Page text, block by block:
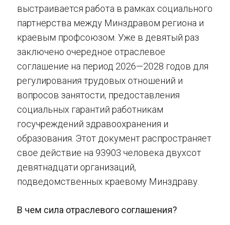
выстраивается работа в рамках социального
партнерства между Минздравом региона и
краевым профсоюзом. Уже в девятый раз
заключено очередное отраслевое
соглашение на период 2026—2028 годов для
регулирования трудовых отношений и
вопросов занятости, предоставления
социальных гарантий работникам
госучреждений здравоохранения и
образования. Этот документ распространяет
свое действие на 93903 человека двухсот
девятнадцати организаций,
подведомственных краевому Минздраву.
В чем сила отраслевого соглашения?